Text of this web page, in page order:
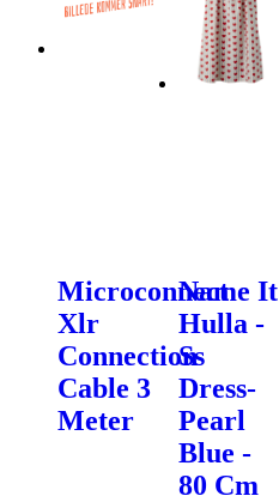
Microconnect
Xlr
Connection
Cable 3
Meter
Name It
Hulla -
Ss
Dress-
Pearl
Blue -
80 Cm